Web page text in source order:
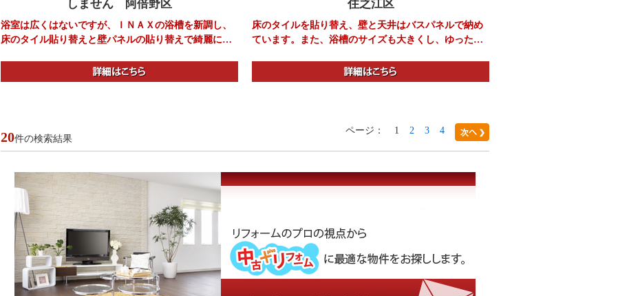
しません 阿倍野区
浴室は広くはないですが、ＩＮＡＸの浴槽を新調し、
床のタイル貼り替えと壁パネルの貼り替えで綺麗にな
機能面では妥協していません。
住之江区
床のタイルを貼り替え、壁と天井はバスパネルで納め
ています。また、浴槽のサイズも大きくし、ゆったり
20件の検索結果
ページ： 1 2 3 4